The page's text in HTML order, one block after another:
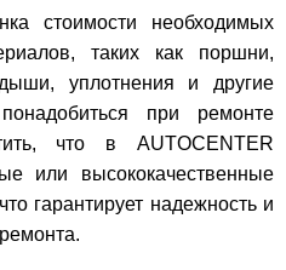
стоимости необходимых
таких как поршни,
уплотнения и другие
при ремонте
что в AUTOCENTER
или высококачественные
гарантирует надежность и